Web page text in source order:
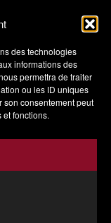
des technologies
informations des
permettra de traiter
ou les ID uniques
son consentement peut
fonctions.